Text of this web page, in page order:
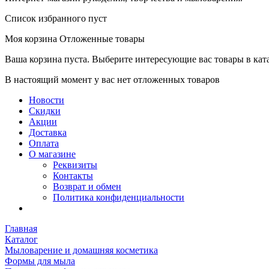
Список избранного пуст
Моя корзина Отложенные товары
Ваша корзина пуста. Выберите интересующие вас товары в
В настоящий момент у вас нет отложенных товаров
Новости
Скидки
Акции
Доставка
Оплата
О магазине
Реквизиты
Контакты
Возврат и обмен
Политика конфиденциальности
Главная
Каталог
Мыловарение и домашняя косметика
Формы для мыла